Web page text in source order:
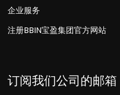
企业服务
注册BBIN宝盈集团官方网站
订阅我们公司的邮箱